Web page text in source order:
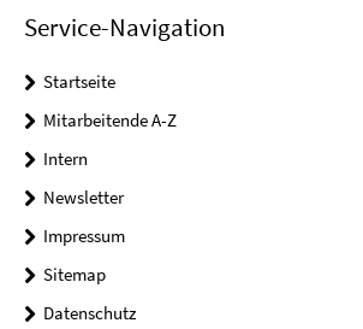
Service-Navigation
Startseite
Mitarbeitende A-Z
Intern
Newsletter
Impressum
Sitemap
Datenschutz